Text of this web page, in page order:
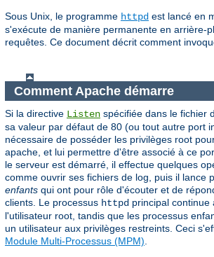
Sous Unix, le programme httpd est lancé en
s'exécute de manière permanente en arrière-
requêtes. Ce document décrit comment
Comment Apache démarre
Si la directive Listen spécifiée dans le fichier
sa valeur par défaut de 80 (ou tout autre port
nécessaire de posséder les privilèges root
apache, et lui permettre d'être associé à ce
le serveur est démarré, il effectue quelques
comme ouvrir ses fichiers de log, puis il lance
enfants qui ont pour rôle d'écouter et de
clients. Le processus httpd principal continue
l'utilisateur root, tandis que les processus
un utilisateur aux privilèges restreints. Ceci
Module Multi-Processus (MPM)